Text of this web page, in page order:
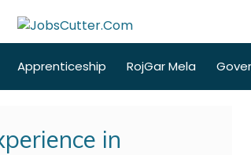
Apprenticeship RojGar Mela
in